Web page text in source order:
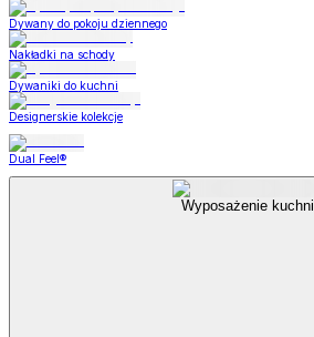
Dywany do pokoju dziennego
Nakładki na schody
Dywaniki do kuchni
Designerskie kolekcje
Dual Feel®
Wyposażenie kuchni